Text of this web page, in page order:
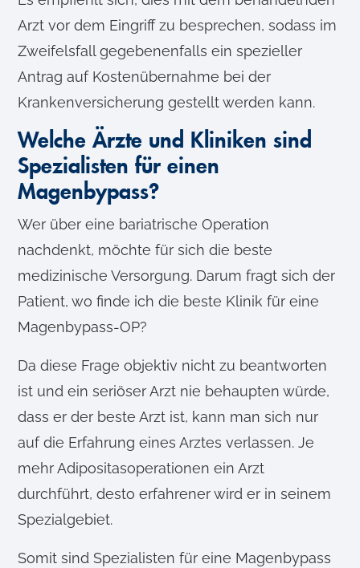
Arzt vor dem Eingriff zu besprechen, sodass im
Zweifelsfall gegebenenfalls ein spezieller
Antrag auf Kostenübernahme bei der
Krankenversicherung gestellt werden kann.
Welche Ärzte und Kliniken sind
Spezialisten für einen
Magenbypass?
Wer über eine bariatrische Operation
nachdenkt, möchte für sich die beste
medizinische Versorgung. Darum fragt sich der
Patient, wo finde ich die beste Klinik für eine
Magenbypass-OP?
Da diese Frage objektiv nicht zu beantworten
ist und ein seriöser Arzt nie behaupten würde,
dass er der beste Arzt ist, kann man sich nur
auf die Erfahrung eines Arztes verlassen. Je
mehr Adipositasoperationen ein Arzt
durchführt, desto erfahrener wird er in seinem
Spezialgebiet.
Somit sind Spezialisten für eine Magenbypass